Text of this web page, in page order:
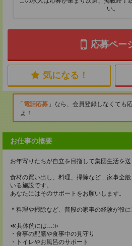
い。
応募ペー
気になる！
電話応募
なら、会員登録しなくても
よ！
お仕事の概要
お年寄りたちが自立を目指して集団生活を送
食材の買い出し、料理、掃除など…家事全
いる施設です。
あなたにはそのサポートをお願いします。
＊料理や掃除など、普段の家事の経験が役に
≪具体的には…≫
・食事の配膳や食事中の見守り
・トイレやお風呂のサポート